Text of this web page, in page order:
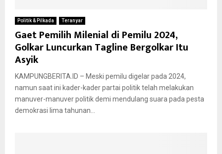
Politik & Pilkada Teranyar
Gaet Pemilih Milenial di Pemilu 2024,
Golkar Luncurkan Tagline Bergolkar Itu
Asyik
KAMPUNGBERITA.ID – Meski pemilu digelar pada 2024,
namun saat ini kader-kader partai politik telah melakukan
manuver-manuver politik demi mendulang suara pada pesta
demokrasi lima tahunan...